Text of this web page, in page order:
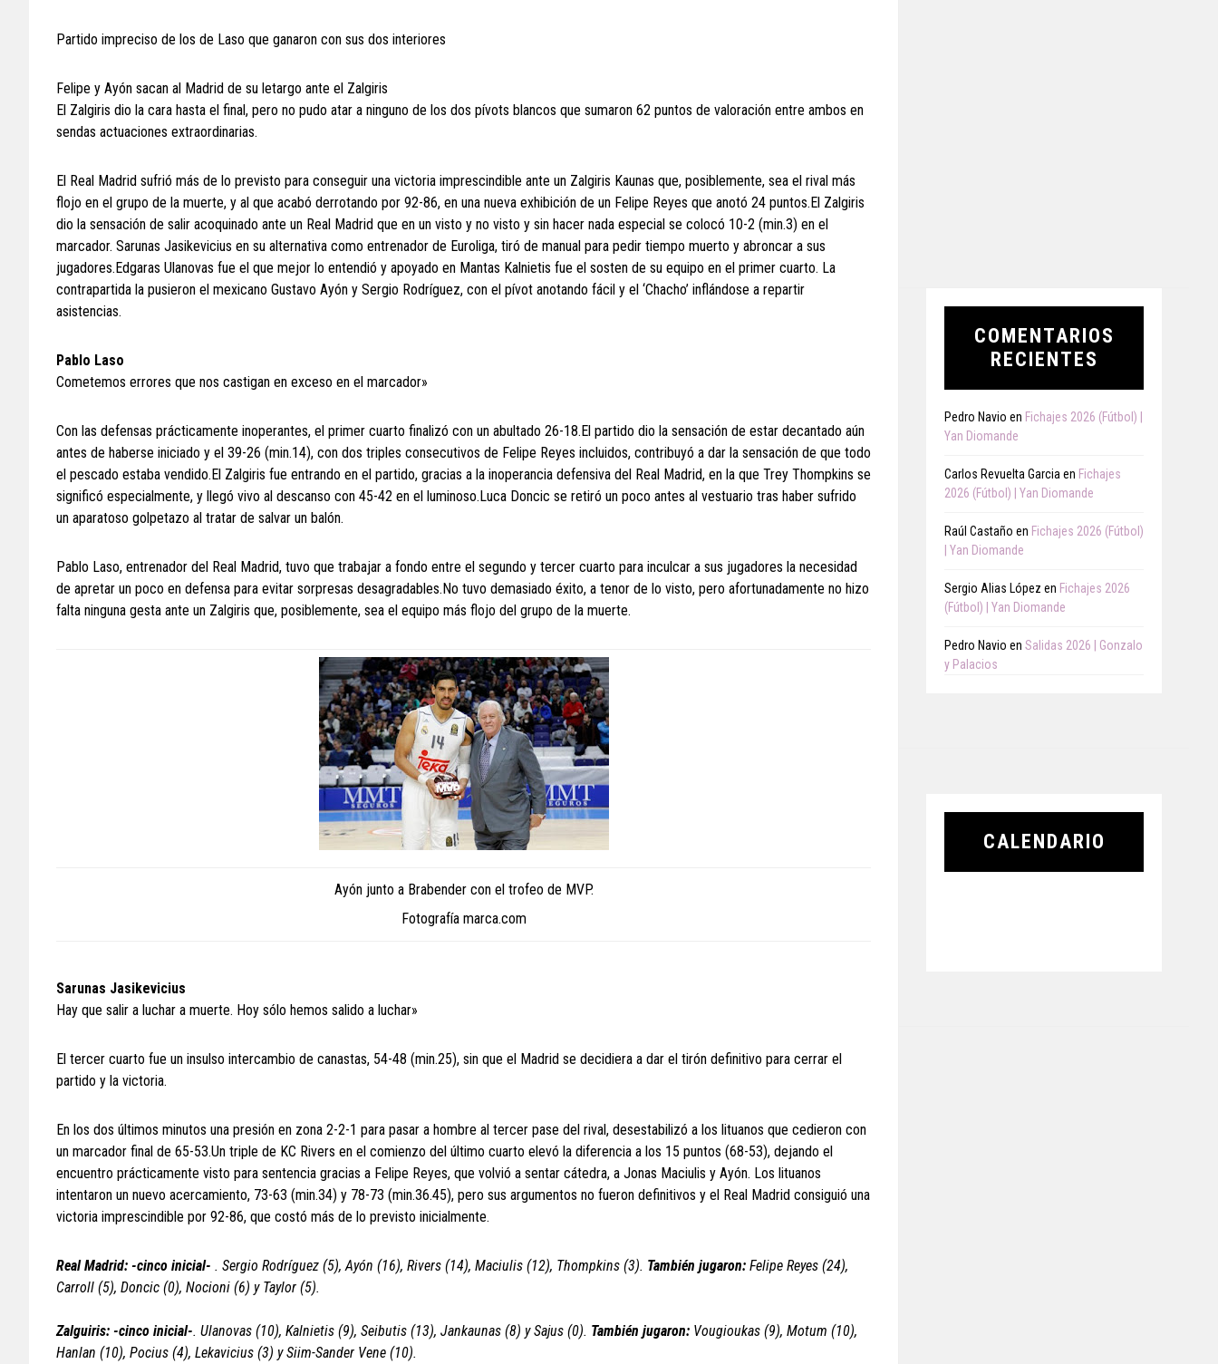
Partido impreciso de los de Laso que ganaron con sus dos interiores
Felipe y Ayón sacan al Madrid de su letargo ante el Zalgiris
El Zalgiris dio la cara hasta el final, pero no pudo atar a ninguno de los dos pívots blancos que sumaron 62 puntos de valoración entre ambos en
sendas actuaciones extraordinarias.
El Real Madrid sufrió más de lo previsto para conseguir una victoria imprescindible ante un Zalgiris Kaunas que, posiblemente, sea el rival más
flojo en el grupo de la muerte, y al que acabó derrotando por 92-86, en una nueva exhibición de un Felipe Reyes que anotó 24 puntos.El Zalgiris
dio la sensación de salir acoquinado ante un Real Madrid que en un visto y no visto y sin hacer nada especial se colocó 10-2 (min.3) en el
marcador. Sarunas Jasikevicius en su alternativa como entrenador de Euroliga, tiró de manual para pedir tiempo muerto y abroncar a sus
jugadores.Edgaras Ulanovas fue el que mejor lo entendió y apoyado en Mantas Kalnietis fue el sosten de su equipo en el primer cuarto. La
contrapartida la pusieron el mexicano Gustavo Ayón y Sergio Rodríguez, con el pívot anotando fácil y el ‘Chacho’ inflándose a repartir
asistencias.
Pablo Laso
Cometemos errores que nos castigan en exceso en el marcador»
Con las defensas prácticamente inoperantes, el primer cuarto finalizó con un abultado 26-18.El partido dio la sensación de estar decantado aún
antes de haberse iniciado y el 39-26 (min.14), con dos triples consecutivos de Felipe Reyes incluidos, contribuyó a dar la sensación de que todo
el pescado estaba vendido.El Zalgiris fue entrando en el partido, gracias a la inoperancia defensiva del Real Madrid, en la que Trey Thompkins se
significó especialmente, y llegó vivo al descanso con 45-42 en el luminoso.Luca Doncic se retiró un poco antes al vestuario tras haber sufrido
un aparatoso golpetazo al tratar de salvar un balón.
Pablo Laso, entrenador del Real Madrid, tuvo que trabajar a fondo entre el segundo y tercer cuarto para inculcar a sus jugadores la necesidad
de apretar un poco en defensa para evitar sorpresas desagradables.No tuvo demasiado éxito, a tenor de lo visto, pero afortunadamente no hizo
falta ninguna gesta ante un Zalgiris que, posiblemente, sea el equipo más flojo del grupo de la muerte.
Ayón junto a Brabender con el trofeo de MVP.
Fotografía marca.com
Sarunas Jasikevicius
Hay que salir a luchar a muerte. Hoy sólo hemos salido a luchar»
El tercer cuarto fue un insulso intercambio de canastas, 54-48 (min.25), sin que el Madrid se decidiera a dar el tirón definitivo para cerrar el
partido y la victoria.
En los dos últimos minutos una presión en zona 2-2-1 para pasar a hombre al tercer pase del rival, desestabilizó a los lituanos que cedieron con
un marcador final de 65-53.Un triple de KC Rivers en el comienzo del último cuarto elevó la diferencia a los 15 puntos (68-53), dejando el
encuentro prácticamente visto para sentencia gracias a Felipe Reyes, que volvió a sentar cátedra, a Jonas Maciulis y Ayón. Los lituanos
intentaron un nuevo acercamiento, 73-63 (min.34) y 78-73 (min.36.45), pero sus argumentos no fueron definitivos y el Real Madrid consiguió una
victoria imprescindible por 92-86, que costó más de lo previsto inicialmente.
Real Madrid: -cinco inicial- . Sergio Rodríguez (5), Ayón (16), Rivers (14), Maciulis (12), Thompkins (3). También jugaron: Felipe Reyes (24),
Carroll (5), Doncic (0), Nocioni (6) y Taylor (5).
Zalguiris: -cinco inicial-. Ulanovas (10), Kalnietis (9), Seibutis (13), Jankaunas (8) y Sajus (0). También jugaron: Vougioukas (9), Motum (10),
Hanlan (10), Pocius (4), Lekavicius (3) y Siim-Sander Vene (10).
COMENTARIOS
RECIENTES
Pedro Navio en Fichajes 2026 (Fútbol) |
Yan Diomande
Carlos Revuelta Garcia en Fichajes
2026 (Fútbol) | Yan Diomande
Raúl Castaño en Fichajes 2026 (Fútbol)
| Yan Diomande
Sergio Alias López en Fichajes 2026
(Fútbol) | Yan Diomande
Pedro Navio en Salidas 2026 | Gonzalo
y Palacios
CALENDARIO